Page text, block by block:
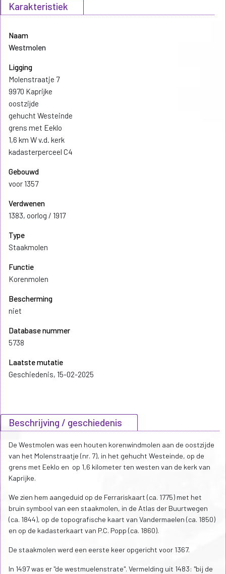
Karakteristiek
Naam
Westmolen
Ligging
Molenstraatje 7
9970 Kaprijke
oostzijde
gehucht Westeinde
grens met Eeklo
1,6 km W v.d. kerk
kadasterperceel C4
Gebouwd
voor 1357
Verdwenen
1383, oorlog / 1917
Type
Staakmolen
Functie
Korenmolen
Bescherming
niet
Database nummer
5738
Laatste mutatie
Geschiedenis, 15-02-2025
Beschrijving / geschiedenis
De Westmolen was een houten korenwindmolen aan de oostzijde
van het Molenstraatje (nr. 7), in het gehucht Westeinde, op de
grens met Eeklo en op 1,6 kilometer ten westen van de kerk van
Kaprijke.
We zien hem aangeduid op de Ferrariskaart (ca. 1775) met het
bruin symbool van een staakmolen, in de Atlas der Buurtwegen
(ca. 1844), op de topografische kaart van Vandermaelen (ca. 1850)
en op de kadasterkaart van P.C. Popp (ca. 1860).
De staakmolen werd een eerste keer opgericht voor 1367.
In 1497 was er "de westmuelenstrate". Vermelding uit 1483: "bij de